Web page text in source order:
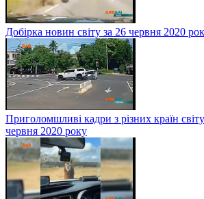
Добірка новин світу за 26 червня 2020
Приголомшливі кадри з різних країн
червня 2020 року